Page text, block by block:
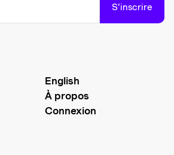
S’inscrire
English
À propos
Connexion